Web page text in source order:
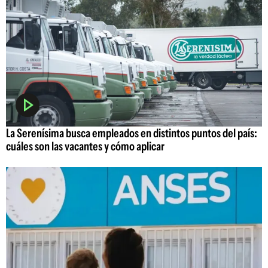
La Serenísima busca empleados en distintos puntos del país:
cuáles son las vacantes y cómo aplicar